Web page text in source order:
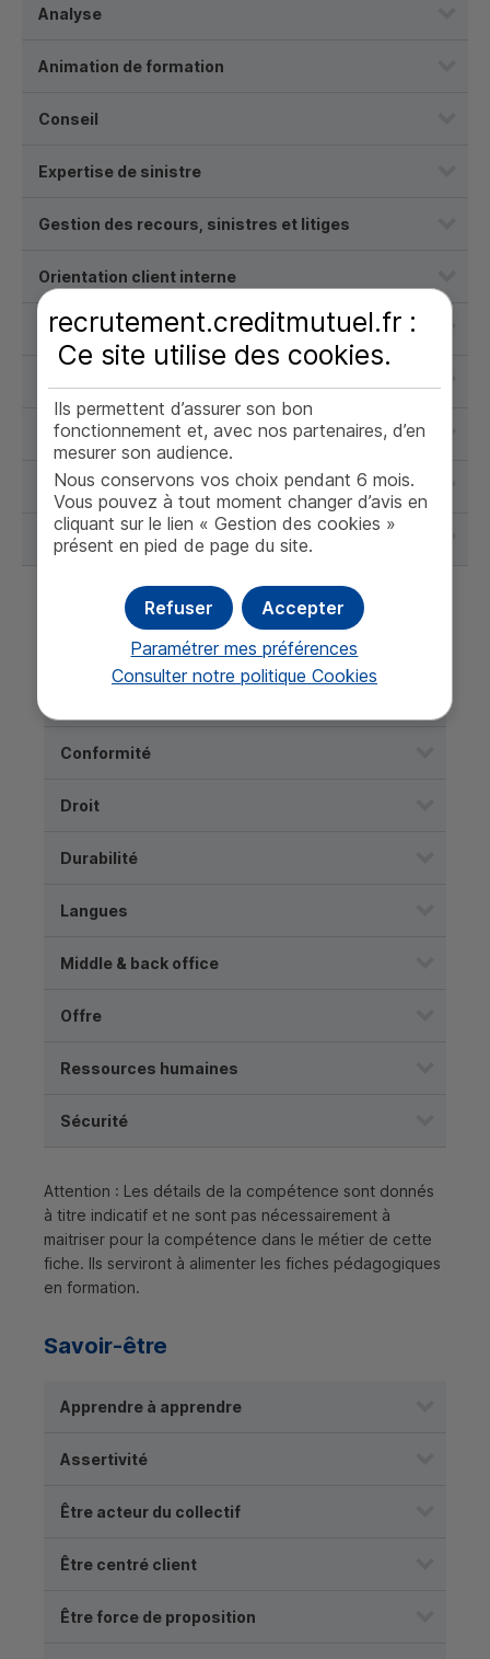
Analyse
Animation de formation
Conseil
Expertise de sinistre
Gestion des recours, sinistres et litiges
Orientation client interne
Orientation client
Support
Travail en équipe
Veille
Conformité
Droit
Durabilité
Langues
Middle & back office
Offre
Ressources humaines
Sécurité
Attention : Les détails de la compétence sont donnés
à titre indicatif et ne sont pas nécessairement à
maitriser pour la compétence dans le métier de cette
fiche. Ils serviront à alimenter les fiches pédagogiques
en formation.
Savoir-être
Apprendre à apprendre
Assertivité
Être acteur du collectif
Être centré client
Être force de proposition
recrutement.creditmutuel.fr :
Ce site utilise des cookies.
Ils permettent d’assurer son bon
fonctionnement et, avec nos partenaires, d’en
mesurer son audience.
Nous conservons vos choix pendant 6 mois.
Vous pouvez à tout moment changer d’avis en
cliquant sur le lien « Gestion des cookies »
présent en pied de page du site.
Accepter
Refuser
Paramétrer mes préférences
Consulter notre politique Cookies